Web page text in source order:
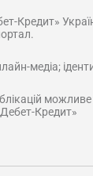
Кредит»
медіа;
Кредит»